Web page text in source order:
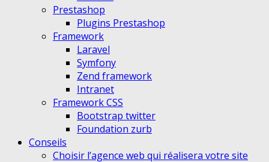
Prestashop
Plugins Prestashop
Framework
Laravel
Symfony
Zend framework
Intranet
Framework CSS
Bootstrap twitter
Foundation zurb
Conseils
Choisir l’agence web qui réalisera votre site